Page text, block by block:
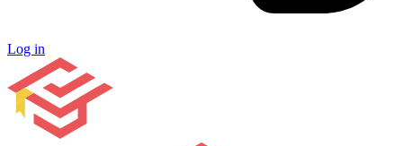
Log in